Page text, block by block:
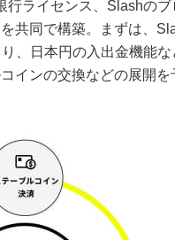
行ライセンス、Slashのブ
共同で構築。まずは、
、日本円の入出金機能な
インの交換などの展開を